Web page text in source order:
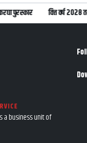
पुरस्कार वित्त वर्ष
a business unit of